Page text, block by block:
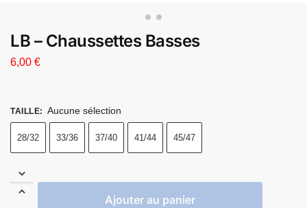
LB – Chaussettes Basses
6,00 €
TAILLE: Aucune sélection
28/32 33/36 37/40 41/44 45/47
Ajouter au panier